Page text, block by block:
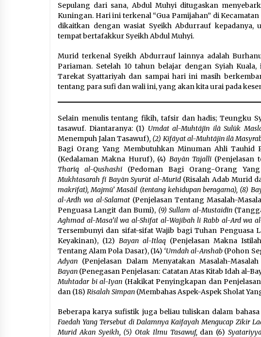
Sepulang dari sana, Abdul Muhyi ditugaskan
Kuningan. Hari ini terkenal “Gua Pamijahan” di
dikaitkan dengan wasiat Syeikh Abdurrauf
tempat bertafakkur Syeikh Abdul Muhyi.
Murid terkenal Syeikh Abdurrauf lainnya adalah
Pariaman. Setelah 10 tahun belajar dengan Syiah
Tarekat Syattariyah dan sampai hari ini masih
tentang para sufi dan wali ini, yang akan kita urai pada
Selain menulis tentang fikih, tafsir dan hadis; Teungku
tasawuf. Diantaranya: (1) Umdat al-Muhtājīn ilā Sulūk
Menempuh Jalan Tasawuf), (2) Kifāyat al-Muhtājin ilā
Bagi Orang Yang Membutuhkan Minuman Ahli Tauhid
(Kedalaman Makna Huruf), (4) Bayān Tajallī (Penjelasan
Tharīq al-Qushashī (Pedoman Bagi Orang-Orang
Mukhtasarah fī Bayān Syurūt al-Murīd (Risalah Adab Murid
makrifat), Majmū’ Masāil (tentang kehidupan beragama), (8)
al-Ardh wa al-Salamat (Penjelasan Tentang Masalah-
Penguasa Langit dan Bumi), (9) Sullam al-Mustaidīn
Aghmad al-Masa’il wa al-Shifat al-Wajibah li Rabb al-Ard wa
Tersembunyi dan sifat-sifat Wajib bagi Tuhan Penguasa
Keyakinan), (12) Bayan al-Itlaq (Penjelasan Makna
Tentang Alam Pola Dasar), (14) ‘Umdah al-Anshab (Pohon
Adyan (Penjelasan Dalam Menyatakan Masalah-
Bayan (Penegasan Penjelasan: Catatan Atas Kitab Idah al-
Muhtadar bi al-Iyan (Hakikat Penyingkapan dan
dan (18) Risalah Simpan (Membahas Aspek-Aspek Sholat
Beberapa karya sufistik juga beliau tuliskan dalam bahasa
Faedah Yang Tersebut di Dalamnya Kaifayah Mengucap Zikir
Murid Akan Syeikh, (5) Otak Ilmu Tasawuf, dan (6)